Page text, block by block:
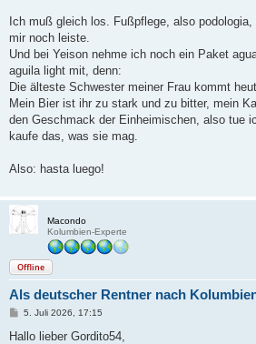
Ich muß gleich los. Fußpflege, also
mir noch leiste.
Und bei Yeison nehme ich noch ein Paket
aguila light mit, denn:
Die älteste Schwester meiner Frau kommt
Mein Bier ist ihr zu stark und zu bitter, mein
den Geschmack der Einheimischen, also tue
kaufe das, was sie mag.
Also: hasta luego!
Macondo
Kolumbien-Experte
Offline
Als deutscher Rentner nach
B
i
5. Juli 2026, 17:15
Hallo lieber Gordito54,